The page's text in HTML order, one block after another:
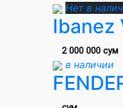
Нет в
Ibanez
2 000 000 сум
в наличии